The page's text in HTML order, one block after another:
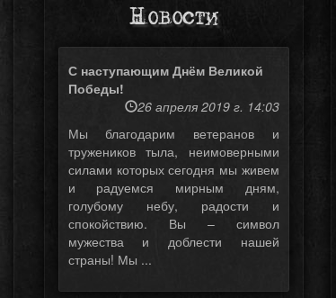
Новости
С наступающим Днём Великой
Победы!
26 апреля 2019 г. 14:03
Мы благодарим ветеранов и
тружеников тыла, неимоверными
силами которых сегодня мы живем
и радуемся мирным дням,
голубому небу, радости и
спокойствию. Вы – символ
мужества и доблести нашей
страны! Мы ...